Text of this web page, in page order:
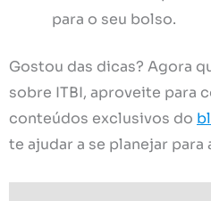
para o seu bolso.
Gostou das dicas? Agora
sobre ITBI, aproveite para
conteúdos exclusivos do
te ajudar a se planejar